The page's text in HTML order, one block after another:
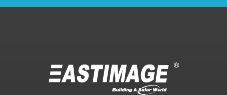
аэропорту », оборудование в аэропорту должно
квалифицировано Организацией инспекции
оборудования аэропорта, признанного
Администрацией гражданской авиации, не